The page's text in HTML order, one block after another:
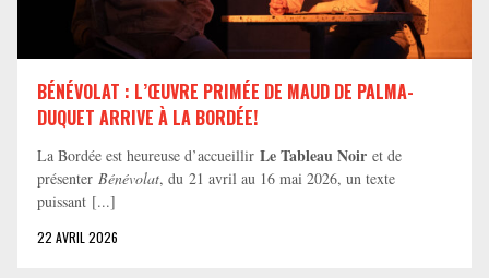
BÉNÉVOLAT : L’ŒUVRE PRIMÉE DE MAUD DE PALMA-
DUQUET ARRIVE À LA BORDÉE!
La Bordée est heureuse d’accueillir Le Tableau Noir et de
présenter Bénévolat, du 21 avril au 16 mai 2026, un texte
puissant [...]
22 AVRIL 2026